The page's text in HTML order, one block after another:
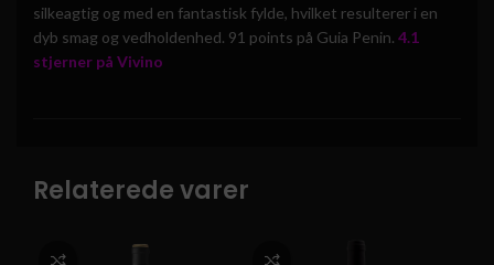
silkeagtig og med en fantastisk fylde, hvilket resulterer i en
dyb smag og vedholdenhed. 91 points på Guia Penin. 4.1
stjerner på Vivino
Relaterede varer